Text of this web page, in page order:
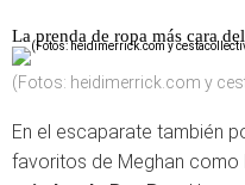
La prenda de ropa más cara
(Fotos: heidimerrick.com y
En el escaparate también
favoritos de Meghan como